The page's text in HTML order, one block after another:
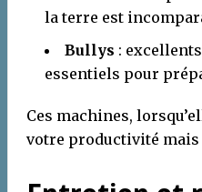
la terre est
Bullys :
essentiels pour
Ces machines,
votre productivité